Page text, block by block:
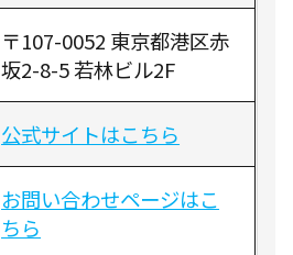
〒107-0052 東京都港区赤
坂2-8-5 若林ビル2F
公式サイトはこちら
お問い合わせページはこ
ちら